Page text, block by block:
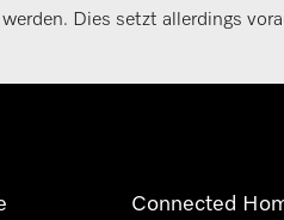
Dies setzt allerdings
Connected